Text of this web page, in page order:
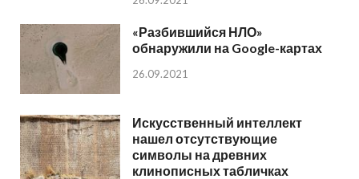
«Разбившийся НЛО»
обнаружили на Google-картах
26.09.2021
Искусственный интеллект
нашел отсутствующие
символы на древних
клинописных табличках